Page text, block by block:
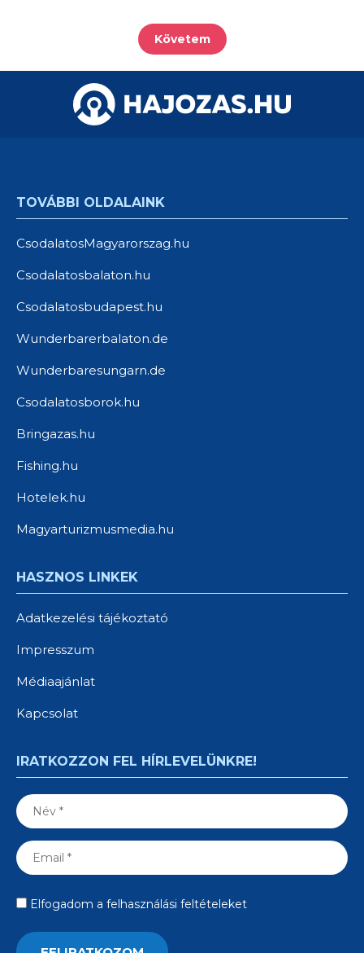
Követem
TOVÁBBI OLDALAINK
CsodalatosMagyarorszag.hu
Csodalatosbalaton.hu
Csodalatosbudapest.hu
Wunderbarerbalaton.de
Wunderbaresungarn.de
Csodalatosborok.hu
Bringazas.hu
Fishing.hu
Hotelek.hu
Magyarturizmusmedia.hu
HASZNOS LINKEK
Adatkezelési tájékoztató
Impresszum
Médiaajánlat
Kapcsolat
IRATKOZZON FEL HÍRLEVELÜNKRE!
Elfogadom a felhasználási feltételeket